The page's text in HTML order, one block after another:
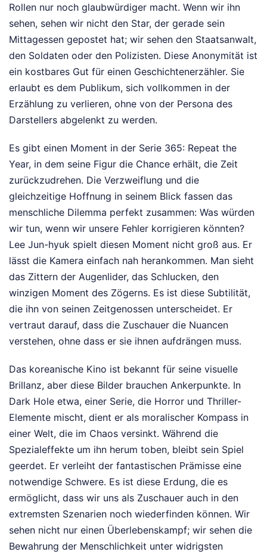
Rollen nur noch glaubwürdiger macht. Wenn wir ihn
sehen, sehen wir nicht den Star, der gerade sein
Mittagessen gepostet hat; wir sehen den Staatsanwalt,
den Soldaten oder den Polizisten. Diese Anonymität ist
ein kostbares Gut für einen Geschichtenerzähler. Sie
erlaubt es dem Publikum, sich vollkommen in der
Erzählung zu verlieren, ohne von der Persona des
Darstellers abgelenkt zu werden.
Es gibt einen Moment in der Serie 365: Repeat the
Year, in dem seine Figur die Chance erhält, die Zeit
zurückzudrehen. Die Verzweiflung und die
gleichzeitige Hoffnung in seinem Blick fassen das
menschliche Dilemma perfekt zusammen: Was würden
wir tun, wenn wir unsere Fehler korrigieren könnten?
Lee Jun-hyuk spielt diesen Moment nicht groß aus. Er
lässt die Kamera einfach nah herankommen. Man sieht
das Zittern der Augenlider, das Schlucken, den
winzigen Moment des Zögerns. Es ist diese Subtilität,
die ihn von seinen Zeitgenossen unterscheidet. Er
vertraut darauf, dass die Zuschauer die Nuancen
verstehen, ohne dass er sie ihnen aufdrängen muss.
Das koreanische Kino ist bekannt für seine visuelle
Brillanz, aber diese Bilder brauchen Ankerpunkte. In
Dark Hole etwa, einer Serie, die Horror und Thriller-
Elemente mischt, dient er als moralischer Kompass in
einer Welt, die im Chaos versinkt. Während die
Spezialeffekte um ihn herum toben, bleibt sein Spiel
geerdet. Er verleiht der fantastischen Prämisse eine
notwendige Schwere. Es ist diese Erdung, die es
ermöglicht, dass wir uns als Zuschauer auch in den
extremsten Szenarien noch wiederfinden können. Wir
sehen nicht nur einen Überlebenskampf; wir sehen die
Bewahrung der Menschlichkeit unter widrigsten